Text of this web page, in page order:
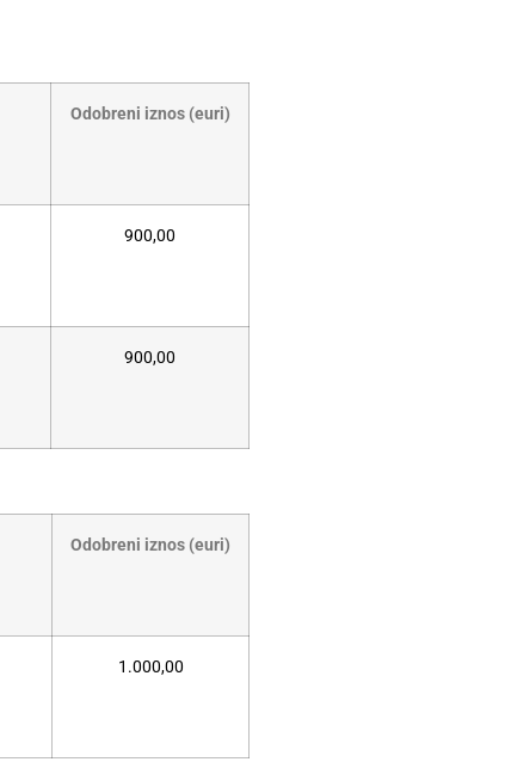
Odobreni iznos (euri)
900,00
900,00
Odobreni iznos (euri)
1.000,00